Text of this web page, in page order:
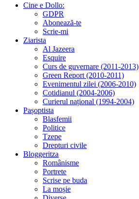
Cine e Dollo:
GDPR
Abonează-te
Scrie-mi
Ziarista
Al Jazeera
Esquire
Curs de guvernare (2011-2013)
Green Report (2010-2011)
Evenimentul zilei (2006-2010)
Cotidianul (2004-2006)
Curierul național (1994-2004)
Pașoptista
Blasfemii
Politice
Tzepe
Drepturi civile
Bloggeritza
Românisme
Portrete
Scrise pe buda
La moșie